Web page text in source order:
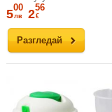
Разгледай
500
лв 256
€